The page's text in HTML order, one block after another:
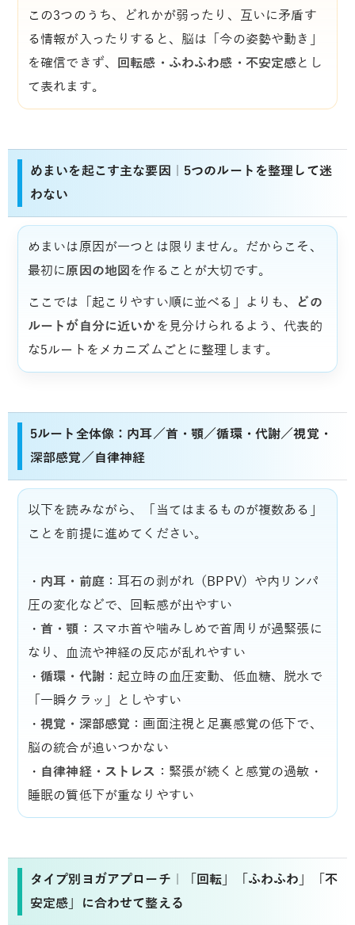
この3つのうち、どれかが弱ったり、互いに矛盾す
る情報が入ったりすると、脳は「今の姿勢や動き」
を確信できず、
回転感・ふわふわ感・不安定感とし
て表れます。
めまいを起こす主な要因｜5つのルートを整理して迷
わない
めまいは原因が一つとは限りません。だからこそ、
最初に原因の地図 を作ることが大切です。
ここでは「起こりやすい順に並べる」よりも、
どの
ルートが自分に近いか を見分けられるよう、代表的
な5ルートをメカニズムごとに整理します。
5ルート全体像：内耳／首・顎／循環・代謝／視覚・
深部感覚／自律神経
以下を読みながら、「当てはまるものが複数ある」
ことを前提に進めてください。
・ 内耳・前庭：耳石の剥がれ（BPPV）や内リンパ
圧の変化などで、回転感が出やすい
・ 首・顎 ：スマホ首や噛みしめで首周りが過緊張に
なり、血流や神経の反応が乱れやすい
・循環・代謝：起立時の血圧変動、低血糖、脱水で
「一瞬クラッ」としやすい
・視覚・深部感覚 ：画面注視と足裏感覚の低下で、
脳の統合が追いつかない
・ 自律神経・ストレス ：緊張が続くと感覚の過敏・
睡眠の質低下が重なりやすい
タイプ別ヨガアプローチ｜「回転」「ふわふわ」「不
安定感」に合わせて整える